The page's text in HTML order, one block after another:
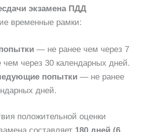
экзамена ПДД
временные рамки:
— не ранее чем через 7
чем через 30 календарных дней.
попытки — не ранее
дней.
положительной оценки